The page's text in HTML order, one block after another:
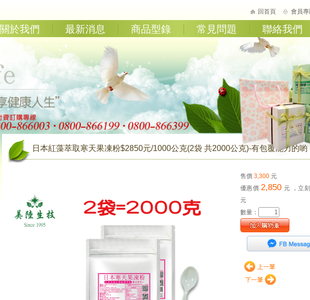
回首頁 會員專
關於我們 最新消息 商品型錄 常見問題 聯絡我們
日本紅藻萃取寒天果凍粉$2850元/1000公克(2袋 共2000公克)-有包覆能力的喲
售價 3,300 元
優惠價 2,850 元 ，立
元
數量：